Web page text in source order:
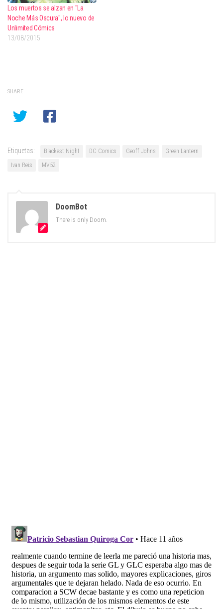
Los muertos se alzan en "La
Noche Más Oscura", lo nuevo de
Unlimited Cómics
13/08/2015
SHARE
Etiquetas: Blackest Night DC Comics Geoff Johns
Green Lantern
Ivan Reis
MV52
DoomBot
There is only Doom.